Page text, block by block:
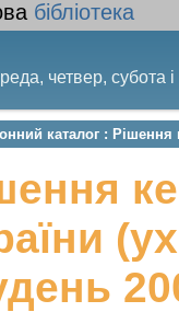
бібліотека
четвер, субота
Останній четвер
каталог : Рішення